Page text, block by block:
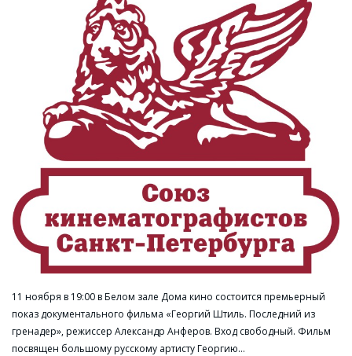
11 ноября в 19:00 в Белом зале Дома кино состоится премьерный
показ документального фильма «Георгий Штиль. Последний из
гренадер», режиссер Александр Анферов. Вход свободный. Фильм
посвящен большому русскому артисту Георгию…